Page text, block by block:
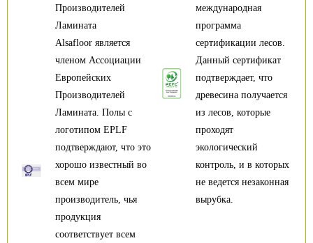
международная
программа
сертификации лесов.
Данный сертификат
подтверждает, что
древесина получается
из лесов, которые
проходят
экологический
контроль, и в которых
не ведется незаконная
вырубка.
Производителей
Ламината
Alsafloor является
членом Ассоциации
Европейских
Производителей
Ламината. Полы с
логотипом EPLF
подтверждают, что это
хорошо известный во
всем мире
производитель, чья
продукция
соответствует всем